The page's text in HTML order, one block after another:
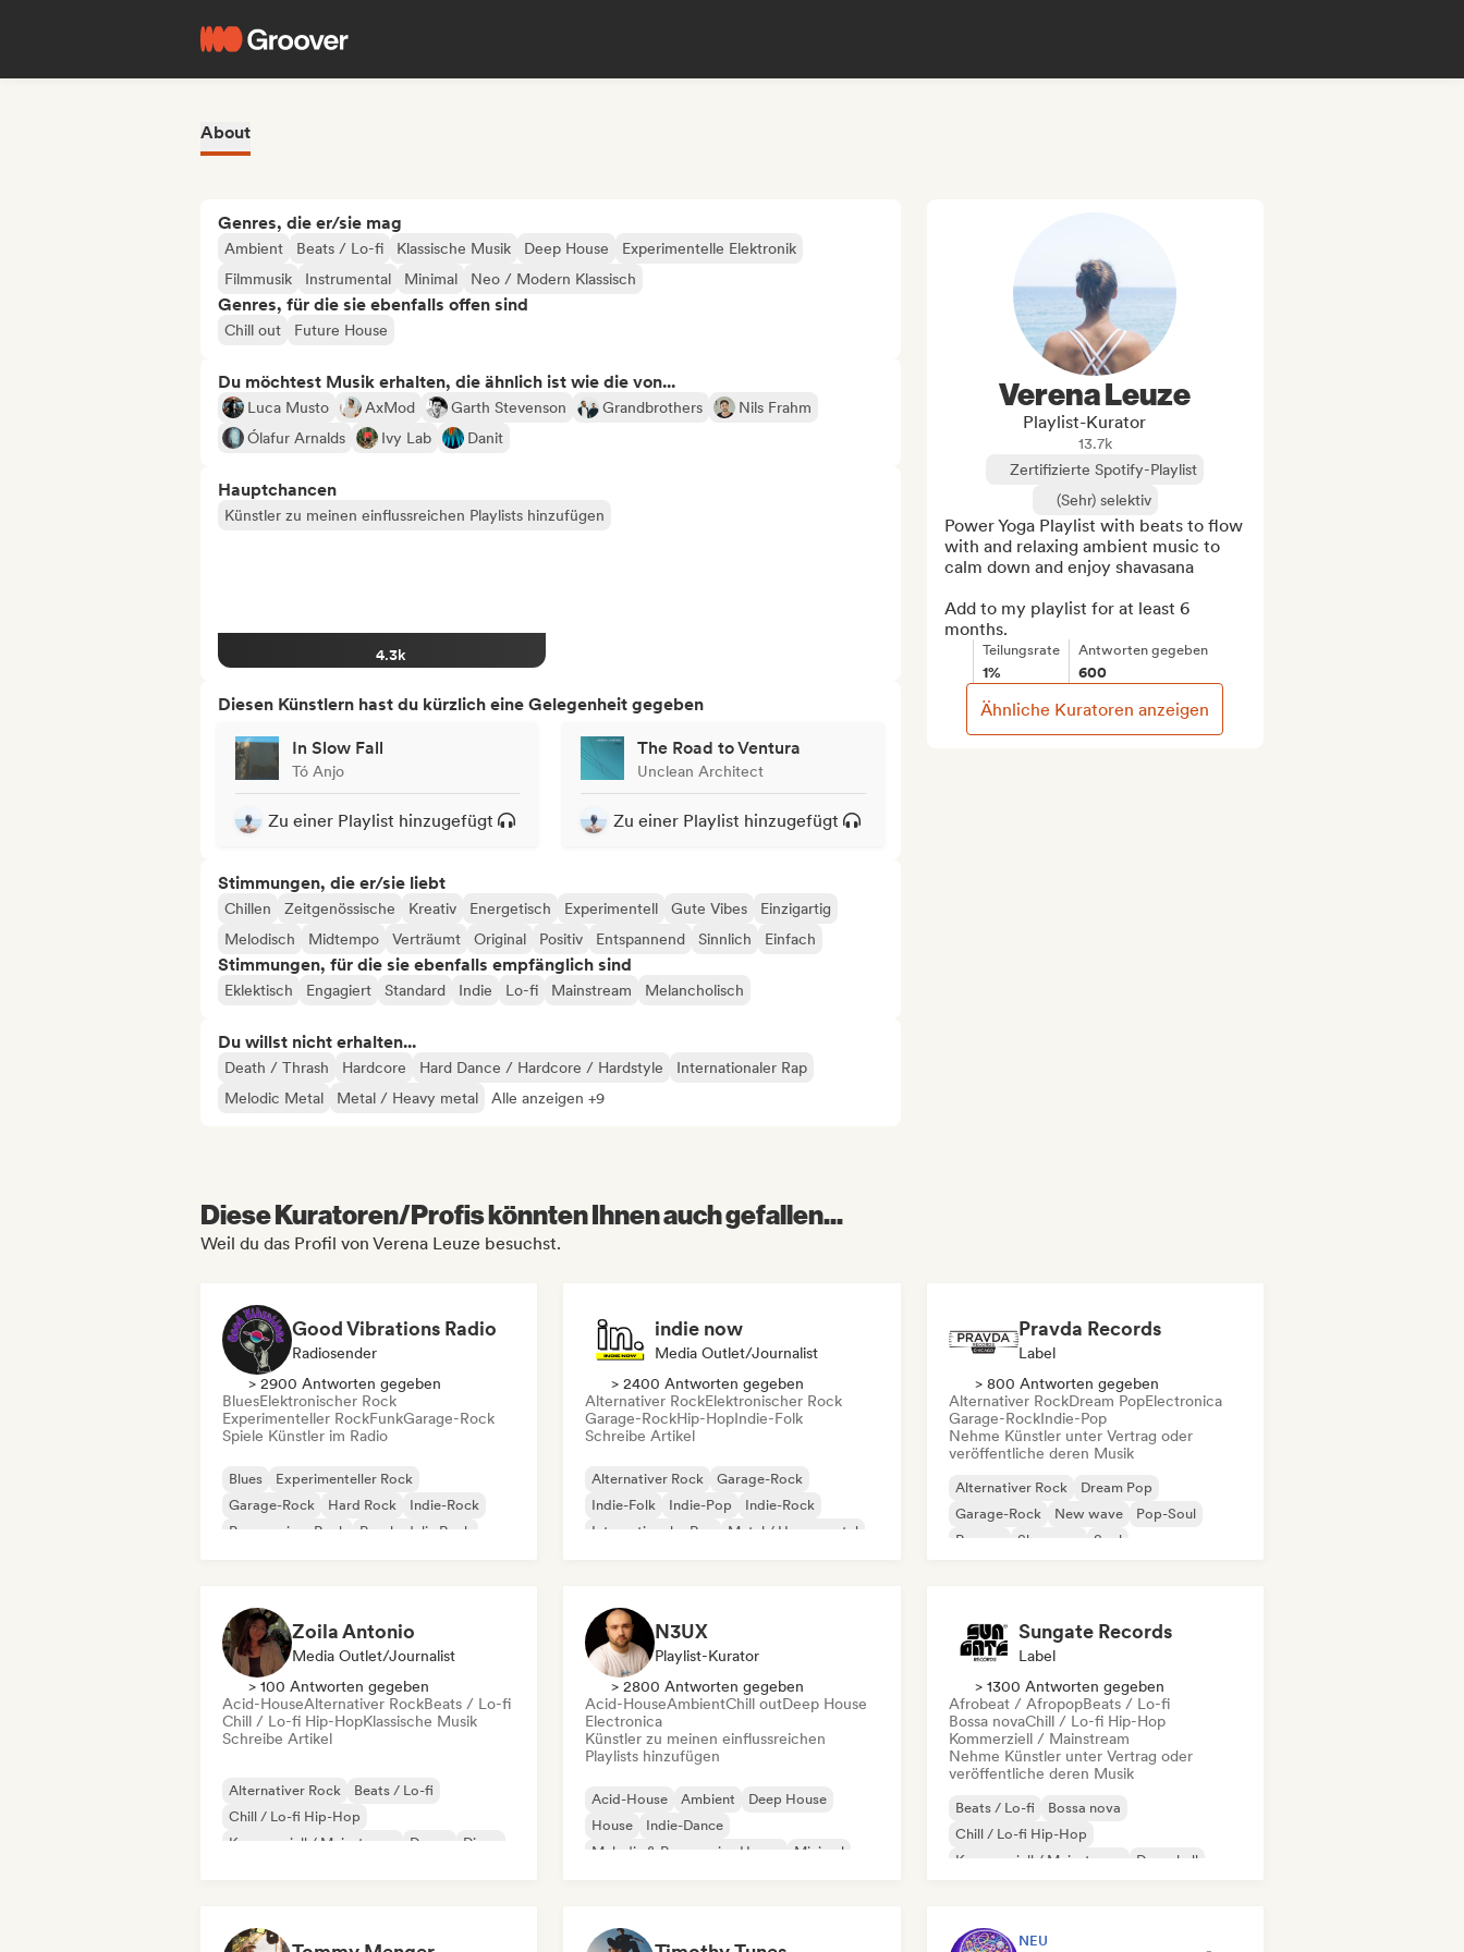
About
Genres, die er/sie mag
Ambient Beats / Lo-fi Klassische Musik Deep House
Experimentelle Elektronik
Filmmusik
Instrumental Minimal Neo / Modern Klassisch
Genres, für die sie ebenfalls offen sind
Chill out Future House
Du möchtest Musik erhalten, die ähnlich ist wie die von...
Luca Musto AxMod Garth Stevenson Grandbrothers
Nils Frahm
Ólafur Arnalds
Ivy Lab Danit
Hauptchancen
Künstler zu meinen einflussreichen Playlists hinzufügen
4.3k
Diesen Künstlern hast du kürzlich eine Gelegenheit gegeben
In Slow Fall
Tó Anjo
Zu einer Playlist hinzugefügt
The Road to Ventura
Unclean Architect
Zu einer Playlist hinzugefügt
Stimmungen, die er/sie liebt
Chillen Zeitgenössische Kreativ Energetisch Experimentell Gute Vibes
Einzigartig
Melodisch
Midtempo Verträumt Original Positiv Entspannend Sinnlich Einfach
Stimmungen, für die sie ebenfalls empfänglich sind
Eklektisch Engagiert Standard Indie Lo-fi Mainstream Melancholisch
Du willst nicht erhalten...
Death / Thrash Hardcore Hard Dance / Hardcore / Hardstyle
Internationaler Rap
Melodic Metal
Metal / Heavy metal Alle anzeigen +9
Verena Leuze
Playlist-Kurator
13.7k
Zertifizierte Spotify-Playlist
(Sehr) selektiv
Power Yoga Playlist with beats to flow
with and relaxing ambient music to
calm down and enjoy shavasana
Add to my playlist for at least 6
months.
Teilungsrate
1%
Antworten gegeben
600
Ähnliche Kuratoren anzeigen
Diese Kuratoren/Profis könnten Ihnen auch gefallen...
Weil du das Profil von Verena Leuze besuchst.
Good Vibrations Radio
Radiosender
> 2900 Antworten gegeben
BluesElektronischer Rock
Experimenteller RockFunkGarage-Rock
Spiele Künstler im Radio
Blues
Experimenteller Rock
Garage-Rock
Hard Rock
Indie-Rock
Progressiver Rock
Psychedelic Rock
indie now
Media Outlet/Journalist
> 2400 Antworten gegeben
Alternativer RockElektronischer Rock
Garage-RockHip-HopIndie-Folk
Schreibe Artikel
Alternativer Rock
Garage-Rock
Indie-Folk
Indie-Pop
Indie-Rock
Internationaler Rap
Metal / Heavy metal
Pravda Records
Label
> 800 Antworten gegeben
Alternativer RockDream PopElectronica
Garage-RockIndie-Pop
Nehme Künstler unter Vertrag oder
veröffentliche deren Musik
Alternativer Rock
Dream Pop
Garage-Rock
New wave
Pop-Soul
Reggae
Shoegaze Soul
Zoila Antonio
Media Outlet/Journalist
> 100 Antworten gegeben
Acid-HouseAlternativer RockBeats / Lo-fi
Chill / Lo-fi Hip-HopKlassische Musik
Schreibe Artikel
Alternativer Rock
Beats / Lo-fi
Chill / Lo-fi Hip-Hop
Kommerziell / Mainstream
Dance
Disco
N3UX
Playlist-Kurator
> 2800 Antworten gegeben
Acid-HouseAmbientChill outDeep House
Electronica
Künstler zu meinen einflussreichen
Playlists hinzufügen
Acid-House Ambient
Deep House
House
Indie-Dance
Melodic & Progressive House
Minimal
Sungate Records
Label
> 1300 Antworten gegeben
Afrobeat / AfropopBeats / Lo-fi
Bossa novaChill / Lo-fi Hip-Hop
Kommerziell / Mainstream
Nehme Künstler unter Vertrag oder
veröffentliche deren Musik
Beats / Lo-fi
Bossa nova
Chill / Lo-fi Hip-Hop
Kommerziell / Mainstream
Dancehall
NEU